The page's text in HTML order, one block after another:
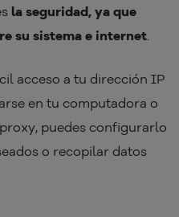
la seguridad, ya que
su sistema e internet
acceso a tu dirección IP
en tu computadora o
puedes configurarlo
o recopilar datos